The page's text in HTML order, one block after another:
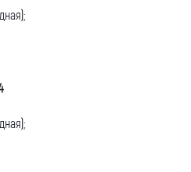
текст согласия